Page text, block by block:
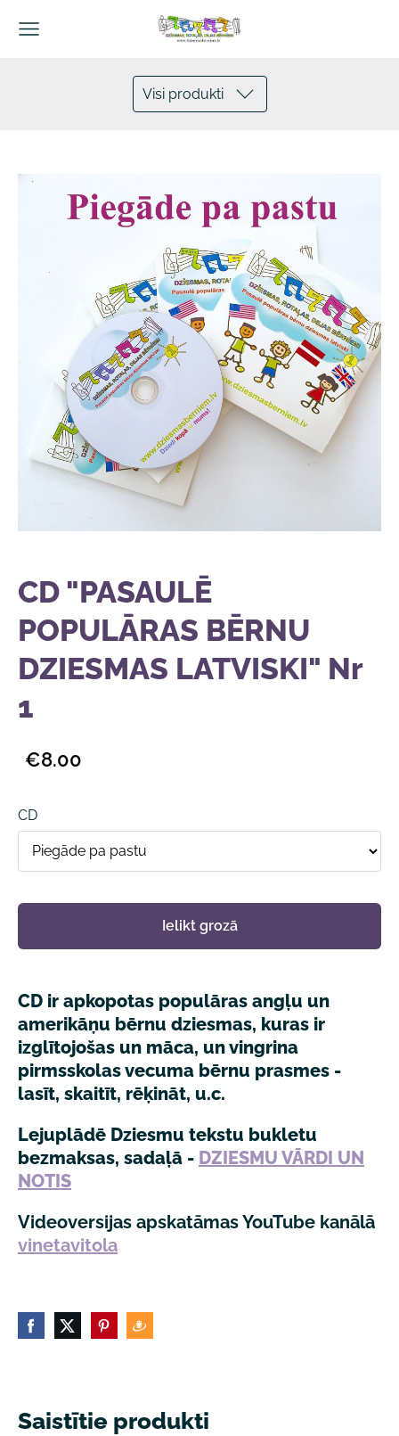
Visi produkti
CD "PASAULĒ
POPULĀRAS BĒRNU
DZIESMAS LATVISKI" Nr
1
€8.00
CD
Ielikt grozā
CD ir apkopotas populāras angļu un
amerikāņu bērnu dziesmas, kuras ir
izglītojošas un māca, un vingrina
pirmsskolas vecuma bērnu prasmes -
lasīt, skaitīt, rēķināt, u.c.
Lejuplādē Dziesmu tekstu bukletu
bezmaksas, sadaļā - DZIESMU VĀRDI UN
NOTIS
Videoversijas apskatāmasYouTube kanālā
vinetavitola
Saistītie produkti